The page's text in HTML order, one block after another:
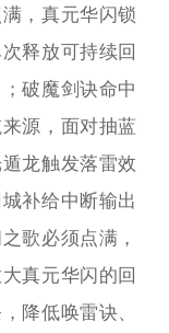
，真元华闪锁
释放可持续回
破魔剑诀命中
源，面对抽蓝
龙触发落雷效
补给中断输出
歌必须点满，
真元华闪的回
降低唤雷诀、